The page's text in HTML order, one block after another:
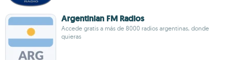
Argentinian FM Radios
Accede gratis a más de 8000 radios argentinas, donde
quieras